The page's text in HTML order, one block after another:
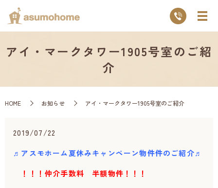
アイ・マークタワー1905号室のご紹
介
HOME お知らせ アイ・マークタワー1905号室のご紹介
2019/07/22
♬アスモホーム夏休みキャンペーン物件件のご紹介♬
！！！仲介手数料 半額物件！！！